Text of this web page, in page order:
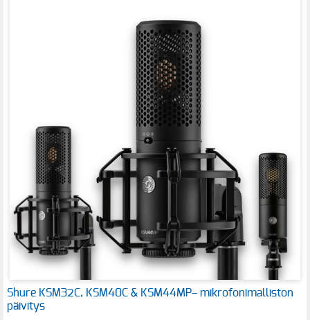
Shure KSM32C, KSM40C & KSM44MP– mikrofonimalliston
päivitys